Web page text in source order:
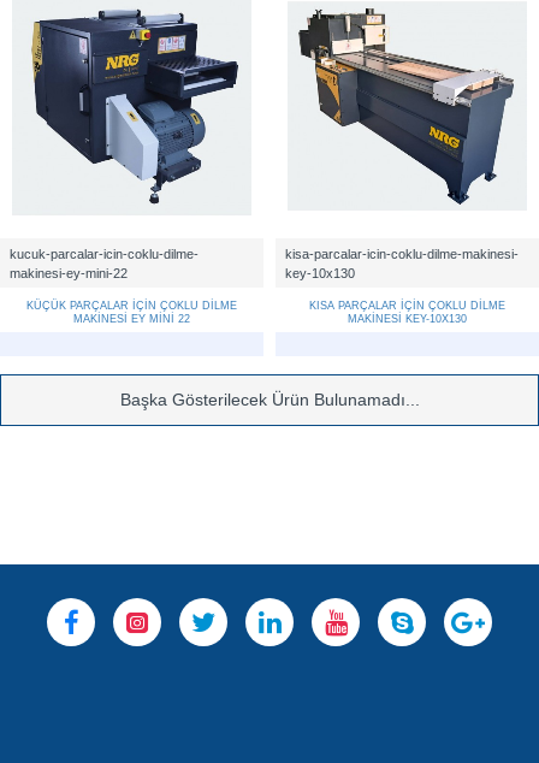
kucuk-parcalar-icin-coklu-dilme-
makinesi-ey-mini-22
KÜÇÜK PARÇALAR İÇİN ÇOKLU DİLME
MAKİNESİ EY MİNİ 22
kisa-parcalar-icin-coklu-dilme-makinesi-
key-10x130
KISA PARÇALAR İÇİN ÇOKLU DİLME
MAKİNESİ KEY-10X130
Başka Gösterilecek Ürün Bulunamadı...